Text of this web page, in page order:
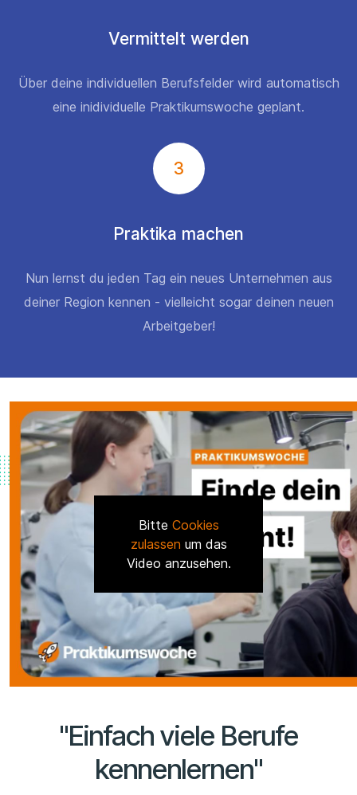
Vermittelt werden
Über deine individuellen Berufsfelder wird automatisch
eine inidividuelle Praktikumswoche geplant.
3
Praktika machen
Nun lernst du jeden Tag ein neues Unternehmen aus
deiner Region kennen - vielleicht sogar deinen neuen
Arbeitgeber!
"Einfach viele Berufe
kennenlernen"
Bitte Cookies
zulassen um das
Video anzusehen.